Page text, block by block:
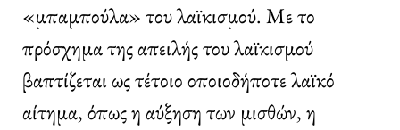
«μπαμπούλα» του λαϊκισμού. Με το
πρόσχημα της απειλής του λαϊκισμού
βαπτίζεται ως τέτοιο οποιοδήποτε λαϊκό
αίτημα, όπως η αύξηση των μισθών, η